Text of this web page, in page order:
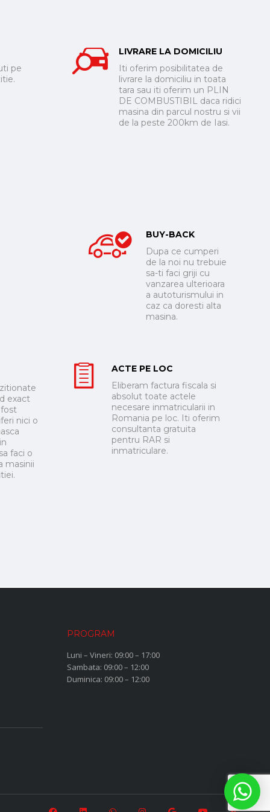
pe
LIVRARE LA DOMICILIU
Iti oferim posibilitatea de
livrare la domiciliu in toata
tara sau iti oferim un PLIN
DE COMBUSTIBIL daca ridici
masina din parcul nostru si vii
de la peste 200km de Iasi.
BUY-BACK
Dupa ce cumperi
de la noi nu trebuie
sa-ti faci griji cu
vanzarea ulterioara
a autoturismului in
caz ca doresti alta
masina.
exact
nici o
faci o
masinii
ACTE PE LOC
Eliberam factura fiscala si
absolut toate actele
necesare inmatricularii in
Romania pe loc. Iti oferim
consultanta gratuita
pentru RAR si
inmatriculare.
PROGRAM
Luni – Vineri: 09:00 – 17:00
Sambata: 09:00 – 12:00
Duminica: 09:00 – 12:00